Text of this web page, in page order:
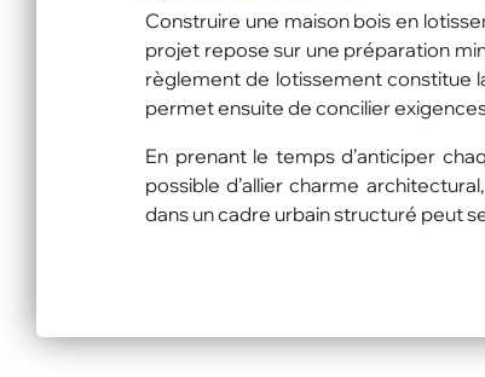
Construire une maison bois en
projet repose sur une préparation
règlement de lotissement constitue
permet ensuite de concilier
En prenant le temps d’anticiper
possible d’allier charme
dans un cadre urbain structuré peut